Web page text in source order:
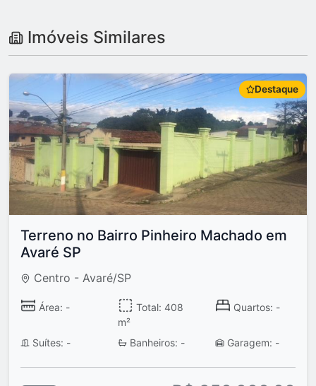
Imóveis Similares
Destaque
Terreno no Bairro Pinheiro Machado em
Avaré SP
Centro - Avaré/SP
Área: -
Total: 408
m²
Quartos: -
Suítes: - Banheiros: - Garagem: -